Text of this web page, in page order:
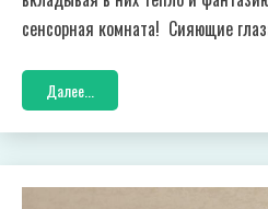
сенсорная комната! Сияющие
Далее...